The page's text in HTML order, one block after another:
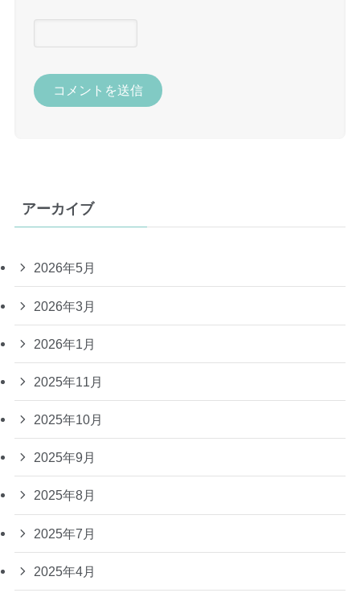
アーカイブ
2026年5月
2026年3月
2026年1月
2025年11月
2025年10月
2025年9月
2025年8月
2025年7月
2025年4月